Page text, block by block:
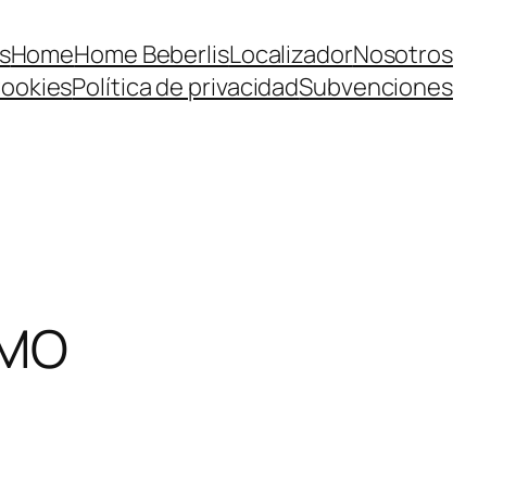
HomeHome BeberlisLocalizadorNosotros
Política de privacidadSubvenciones